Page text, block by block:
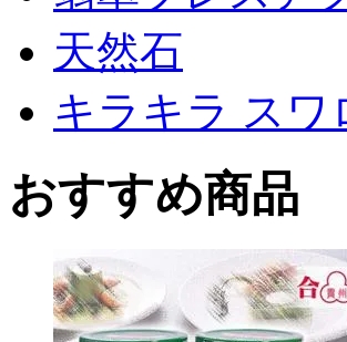
天然石
キラキラ スワ
おすすめ商品